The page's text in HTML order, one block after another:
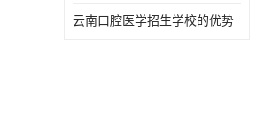
云南口腔医学招生学校的优势